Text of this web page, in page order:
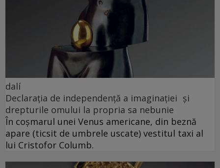
dalí
Declarația de independență a imaginației și
drepturile omului la propria sa nebunie
În coșmarul unei Venus americane, din beznă
apare (ticsit de umbrele uscate) vestitul taxi al
lui Cristofor Columb.